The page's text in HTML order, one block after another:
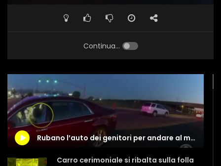
Continua...
Rubano l’auto dei genitori per andare al mare… le “ladre” hanno 9 e 4 anni
Carro cerimoniale si ribalta sulla folla